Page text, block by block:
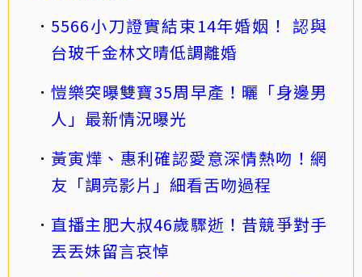
5566小刀證實結束14年婚姻！ 認與
台玻千金林文晴低調離婚
愷樂突曝雙寶35周早產！曬「身邊男
人」最新情況曝光
黃寅燁、惠利確認愛意深情熱吻！網
友「調亮影片」細看舌吻過程
直播主肥大叔46歲驟逝！昔競爭對手
丟丟妹留言哀悼